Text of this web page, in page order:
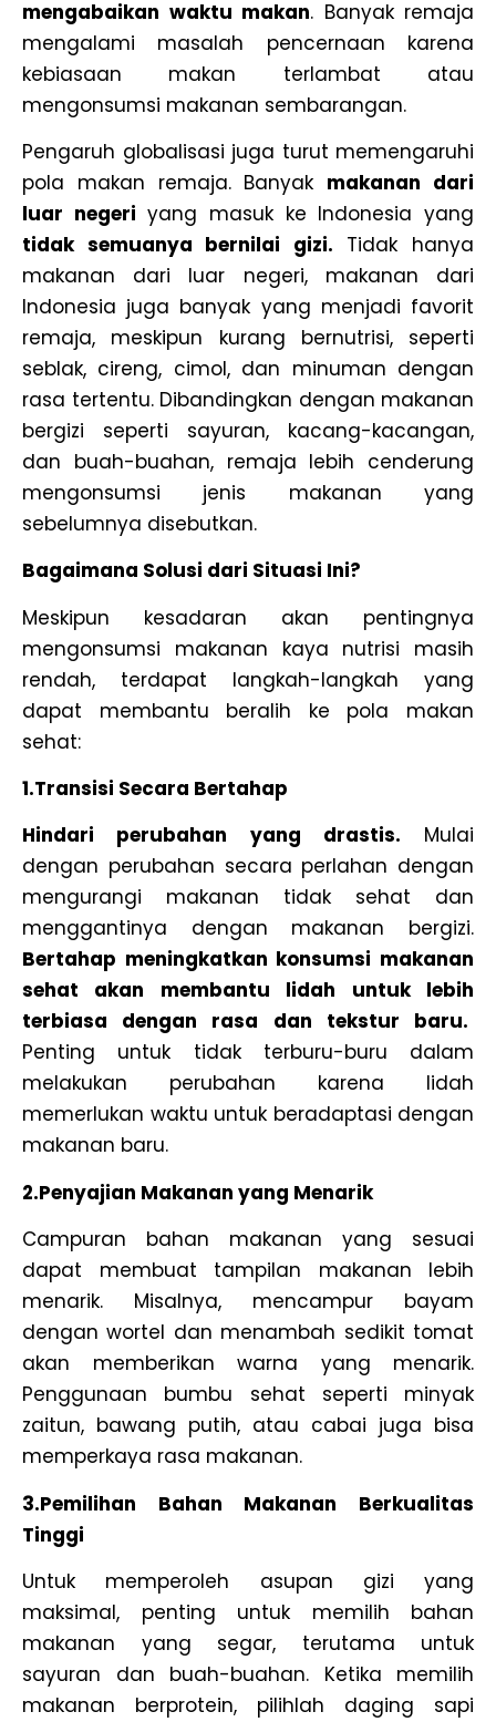
mengabaikan waktu makan. Banyak remaja
mengalami masalah pencernaan karena
kebiasaan makan terlambat atau
mengonsumsi makanan sembarangan.
Pengaruh globalisasi juga turut memengaruhi
pola makan remaja. Banyak makanan dari
luar negeri yang masuk ke Indonesia yang
tidak semuanya bernilai gizi. Tidak hanya
makanan dari luar negeri, makanan dari
Indonesia juga banyak yang menjadi favorit
remaja, meskipun kurang bernutrisi, seperti
seblak, cireng, cimol, dan minuman dengan
rasa tertentu. Dibandingkan dengan makanan
bergizi seperti sayuran, kacang-kacangan,
dan buah-buahan, remaja lebih cenderung
mengonsumsi jenis makanan yang
sebelumnya disebutkan.
Bagaimana Solusi dari Situasi Ini?
Meskipun kesadaran akan pentingnya
mengonsumsi makanan kaya nutrisi masih
rendah, terdapat langkah-langkah yang
dapat membantu beralih ke pola makan
sehat:
1.Transisi Secara Bertahap
Hindari perubahan yang drastis. Mulai
dengan perubahan secara perlahan dengan
mengurangi makanan tidak sehat dan
menggantinya dengan makanan bergizi.
Bertahap meningkatkan konsumsi makanan
sehat akan membantu lidah untuk lebih
terbiasa dengan rasa dan tekstur baru.
Penting untuk tidak terburu-buru dalam
melakukan perubahan karena lidah
memerlukan waktu untuk beradaptasi dengan
makanan baru.
2.Penyajian Makanan yang Menarik
Campuran bahan makanan yang sesuai
dapat membuat tampilan makanan lebih
menarik. Misalnya, mencampur bayam
dengan wortel dan menambah sedikit tomat
akan memberikan warna yang menarik.
Penggunaan bumbu sehat seperti minyak
zaitun, bawang putih, atau cabai juga bisa
memperkaya rasa makanan.
3.Pemilihan Bahan Makanan Berkualitas
Tinggi
Untuk memperoleh asupan gizi yang
maksimal, penting untuk memilih bahan
makanan yang segar, terutama untuk
sayuran dan buah-buahan. Ketika memilih
makanan berprotein, pilihlah daging sapi